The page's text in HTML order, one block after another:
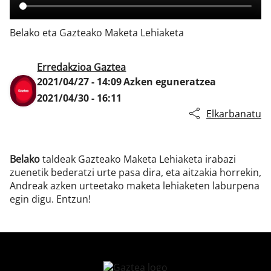
Belako eta Gazteako Maketa Lehiaketa
Erredakzioa Gaztea
2021/04/27 - 14:09Azken eguneratzea
2021/04/30 - 16:11
Elkarbanatu
Belakotaldeak Gazteako Maketa Lehiaketa irabazi
zuenetik bederatzi urte pasa dira, eta aitzakia horrekin,
Andreak azken urteetako maketa lehiaketen laburpena
egin digu. Entzun!